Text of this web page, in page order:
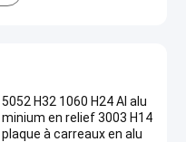
5052 H32 1060 H24 Al alu
minium en relief 3003 H14
plaque à carreaux en alu